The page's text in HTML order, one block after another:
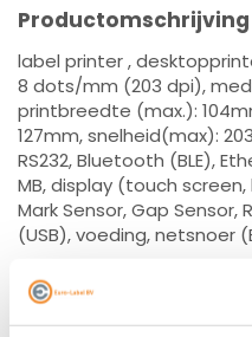
Productomschrijving
label printer ,
8 dots/mm (203 dpi),
printbreedte (max.):
127mm, snelheid(max):
RS232, Bluetooth (BLE),
MB, display (touch
Mark Sensor, Gap Sensor,
(USB), voeding, netsnoer
Specificaties